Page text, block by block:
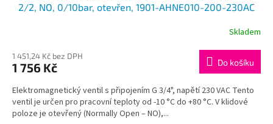
2/2, NO, 0/10bar, otevřen, 1901-AHNE010-200-230AC
Skladem
1 451,24 Kč bez DPH
1 756 Kč Do košíku
Elektromagnetický ventil s připojením G 3/4", napětí 230 VAC Tento
ventil je určen pro pracovní teploty od -10 °C do +80 °C. V klidové
poloze je otevřený (Normally Open – NO),...